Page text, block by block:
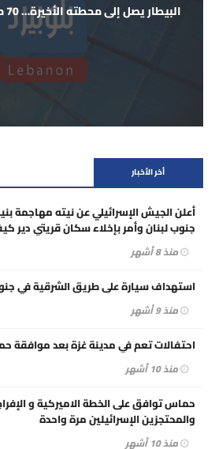
البيطار يصل إلى محطته الأخيرة… 70 متهماً في ملف المرفأ
أخر الأخبار
أعلن الجيش الإسرائيلي عن نيته مهاجمة
جنوب لبنان وأمر بإخلاء سكان قريتي دير
لقصفهما.
استهداف سيارة على طريق الشرقية في
احتفالات تعم في مدينة غزة بعد موافقة
حماس توافق على الخطة الاميركية و
والمحتجزين الإسرائيلين مرة واحدة